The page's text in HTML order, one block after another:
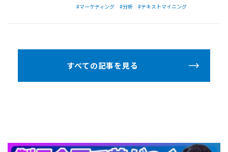
#マーケティング #分析 #テキストマイニング
すべての記事を見る